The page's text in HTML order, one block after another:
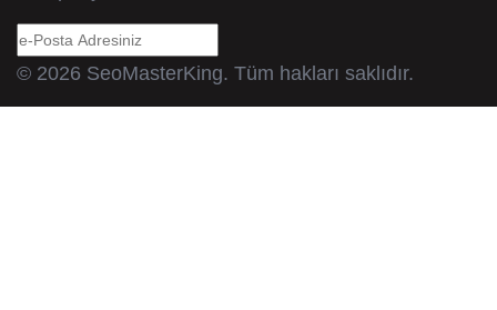
© 2026 SeoMasterKing. Tüm hakları saklıdır.